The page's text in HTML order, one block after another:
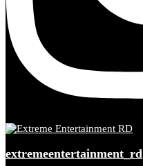
extremeentertainment_rd